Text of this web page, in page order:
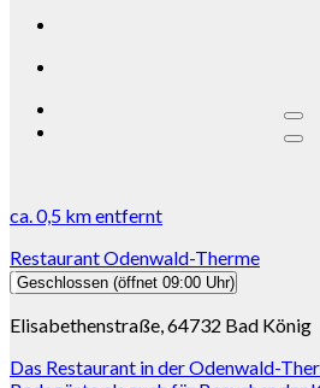
ca.0,5 kmentfernt
Restaurant Odenwald-Therme
Geschlossen (öffnet 09:00 Uhr)
Elisabethenstraße, 64732 Bad König
Das Restaurant in der Odenwald-